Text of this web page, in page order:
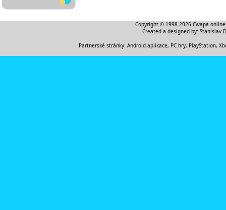
Copyright © 1998-2026 Cwapa
Created a designed by: Stanislav
Partnerské stránky: Android aplikace, PC hry, PlayStation,